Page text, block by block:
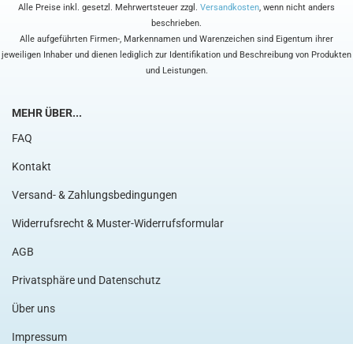
Alle Preise inkl. gesetzl. Mehrwertsteuer zzgl. Versandkosten, wenn nicht anders
beschrieben.
Alle aufgeführten Firmen-, Markennamen und Warenzeichen sind Eigentum ihrer
jeweiligen Inhaber und dienen lediglich zur Identifikation und Beschreibung von Produkten
und Leistungen.
MEHR ÜBER...
FAQ
Kontakt
Versand- & Zahlungsbedingungen
Widerrufsrecht & Muster-Widerrufsformular
AGB
Privatsphäre und Datenschutz
Über uns
Impressum